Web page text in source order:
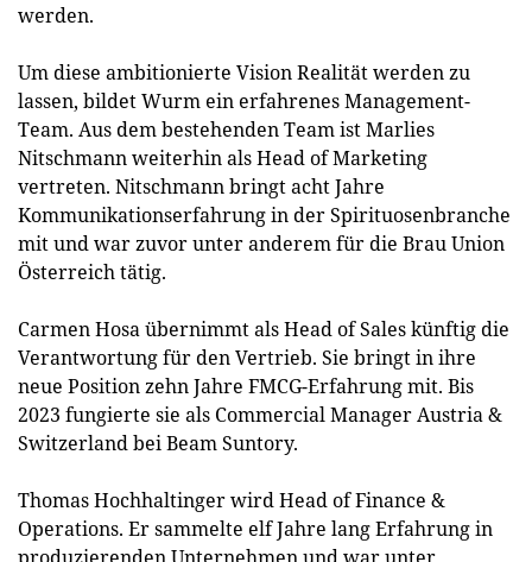
werden.
Um diese ambitionierte Vision Realität werden zu
lassen, bildet Wurm ein erfahrenes Management-
Team. Aus dem bestehenden Team ist Marlies
Nitschmann weiterhin als Head of Marketing
vertreten. Nitschmann bringt acht Jahre
Kommunikationserfahrung in der Spirituosenbranche
mit und war zuvor unter anderem für die Brau Union
Österreich tätig.
Carmen Hosa übernimmt als Head of Sales künftig die
Verantwortung für den Vertrieb. Sie bringt in ihre
neue Position zehn Jahre FMCG-Erfahrung mit. Bis
2023 fungierte sie als Commercial Manager Austria &
Switzerland bei Beam Suntory.
Thomas Hochhaltinger wird Head of Finance &
Operations. Er sammelte elf Jahre lang Erfahrung in